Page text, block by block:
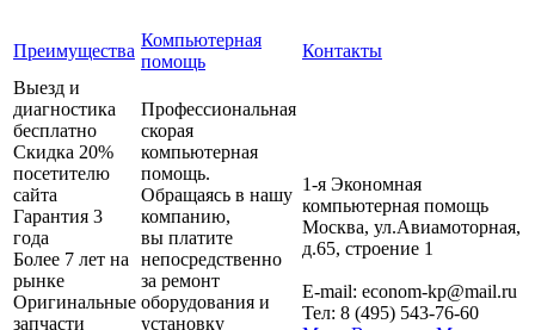
Преимущества
Компьютерная
помощь
Контакты
Выезд и
диагностика
бесплатно
Скидка 20%
посетителю
сайта
Гарантия 3
года
Более 7 лет на
рынке
Оригинальные
запчасти
Профессиональная
скорая
компьютерная
помощь.
Обращаясь в нашу
компанию,
вы платите
непосредственно
за ремонт
оборудования и
установку
1-я Экономная
компьютерная помощь
Москва, ул.Авиамоторная,
д.65, строение 1
E-mail: econom-kp@mail.ru
Тел: 8 (495) 543-76-60